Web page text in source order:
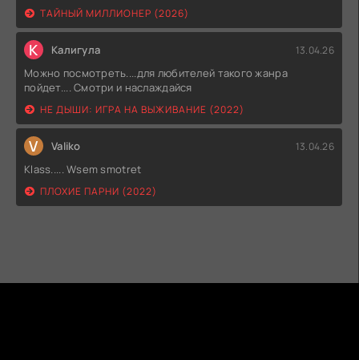
ТАЙНЫЙ МИЛЛИОНЕР (2026)
К Калигула 13.04.26
Можно посмотреть....для любителей такого жанра
пойдет.... Смотри и наслаждайся
НЕ ДЫШИ: ИГРА НА ВЫЖИВАНИЕ (2022)
V Valiko 13.04.26
Klass..... Wsem smotret
ПЛОХИЕ ПАРНИ (2022)